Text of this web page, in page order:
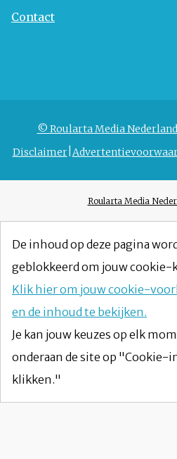
Contact
© Roularta Media Nederland
Disclaimer
Roularta Media
De inhoud op deze pagina
geblokkeerd om jouw cookie-
Klik hier om jouw cookie-
en de inhoud te bekijken.
Je kan jouw keuzes op elk
onderaan de site op
klikken."